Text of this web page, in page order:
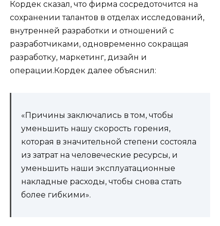
Кордек сказал, что фирма сосредоточится на
сохранении талантов в отделах исследований,
внутренней разработки и отношений с
разработчиками, одновременно сокращая
разработку, маркетинг, дизайн и
операции.Кордек далее объяснил:
«Причины заключались в том, чтобы
уменьшить нашу скорость горения,
которая в значительной степени состояла
из затрат на человеческие ресурсы, и
уменьшить наши эксплуатационные
накладные расходы, чтобы снова стать
более гибкими».